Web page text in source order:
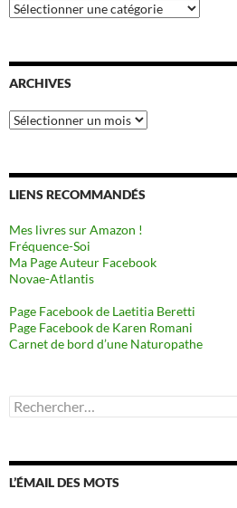
Catégories
ARCHIVES
Archives
LIENS RECOMMANDÉS
Mes livres sur Amazon !
Fréquence-Soi
Ma Page Auteur Facebook
Novae-Atlantis
Page Facebook de Laetitia Beretti
Page Facebook de Karen Romani
Carnet de bord d’une Naturopathe
Rechercher :
L’ÉMAIL DES MOTS